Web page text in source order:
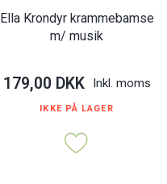
Ella Krondyr krammebamse
m/ musik
179,00 DKK Inkl. moms
IKKE PÅ LAGER